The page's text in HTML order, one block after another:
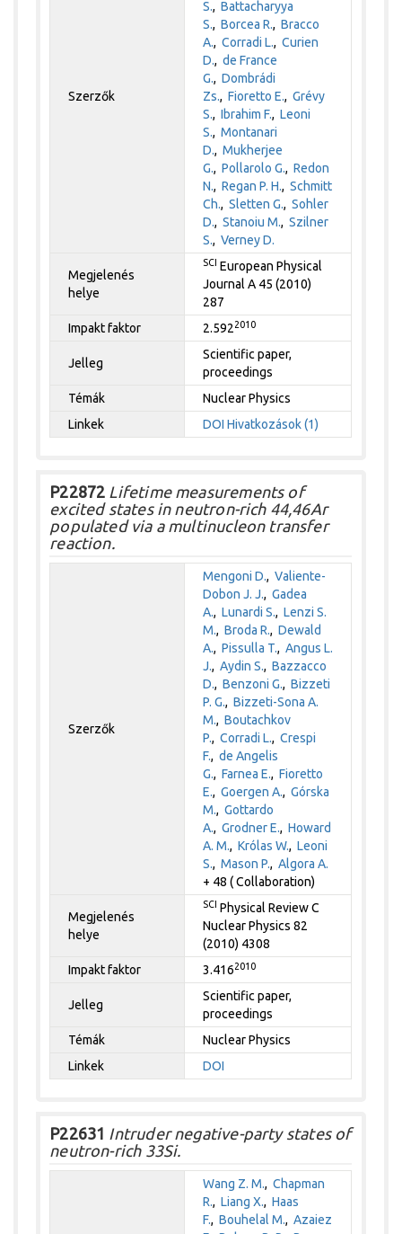
Szerzők
S.,Battacharyya
S.,Borcea R.,Bracco
A.,Corradi L.,Curien
D.,de France
G.,Dombrádi
Zs.,Fioretto E.,Grévy
S.,Ibrahim F.,Leoni
S.,Montanari
D.,Mukherjee
G.,Pollarolo G.,Redon
N.,Regan P. H.,Schmitt
Ch.,Sletten G.,Sohler
D.,Stanoiu M.,Szilner
S.,Verney D.
Megjelenés
helye
SCI European Physical
Journal A 45 (2010)
287
Impakt faktor
2.5922010
Jelleg
Scientific paper,
proceedings
Témák
Nuclear Physics
Linkek
DOI Hivatkozások (1)
P22872 Lifetime measurements of
excited states in neutron-rich 44,46Ar
populated via a multinucleon transfer
reaction.
Szerzők
Mengoni D.,Valiente-
Dobon J. J.,Gadea
A.,Lunardi S.,Lenzi S.
M.,Broda R.,Dewald
A.,Pissulla T.,Angus L.
J.,Aydin S.,Bazzacco
D.,Benzoni G.,Bizzeti
P. G.,Bizzeti-Sona A.
M.,Boutachkov
P.,Corradi L.,Crespi
F.,de Angelis
G.,Farnea E.,Fioretto
E.,Goergen A.,Górska
M.,Gottardo
A.,Grodner E.,Howard
A. M.,Królas W.,Leoni
S.,Mason P.,Algora A.
+ 48 ( Collaboration)
Megjelenés
helye
SCI Physical Review C
Nuclear Physics 82
(2010) 4308
Impakt faktor
3.4162010
Jelleg
Scientific paper,
proceedings
Témák
Nuclear Physics
Linkek
DOI
P22631 Intruder negative-party states of
neutron-rich 33Si.
Wang Z. M.,Chapman
R.,Liang X.,Haas
F.,Bouhelal M.,Azaiez